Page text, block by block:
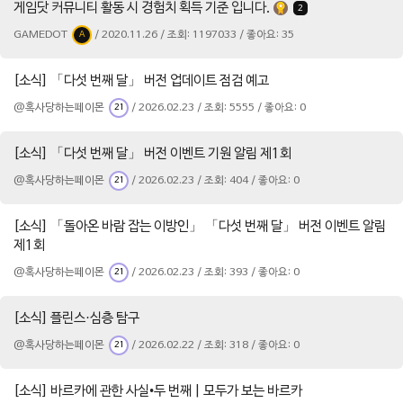
게임닷 커뮤니티 활동 시 경험치 획득 기준 입니다. 2
GAMEDOT A / 2020.11.26 / 조회: 1197033 / 좋아요: 35
[소식] 「다섯 번째 달」 버전 업데이트 점검 예고
@혹사당하는페이몬 21 / 2026.02.23 / 조회: 5555 / 좋아요: 0
[소식] 「다섯 번째 달」 버전 이벤트 기원 알림 제1회
@혹사당하는페이몬 21 / 2026.02.23 / 조회: 404 / 좋아요: 0
[소식] 「돌아온 바람 잡는 이방인」 「다섯 번째 달」 버전 이벤트 알림
제1회
@혹사당하는페이몬 21 / 2026.02.23 / 조회: 393 / 좋아요: 0
[소식] 플린스·심층 탐구
@혹사당하는페이몬 21 / 2026.02.22 / 조회: 318 / 좋아요: 0
[소식] 바르카에 관한 사실•두 번째 | 모두가 보는 바르카